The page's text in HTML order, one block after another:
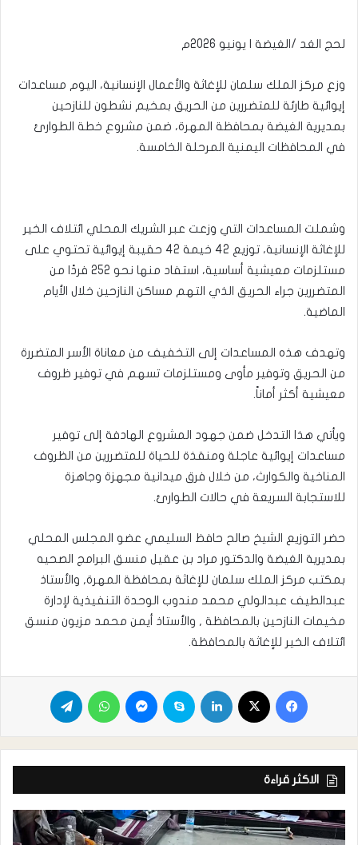
لحج الغد /الغيضة | يونيو 2026م
وزع مركز الملك سلمان للإغاثة والأعمال الإنسانية، اليوم مساعدات
إيوائية طارئة للمتضررين من الحريق بمخيم نشطون للنازحين
بمديرية الغيضة بمحافظة المهرة، ضمن مشروع خطة الطوارئ
في المحافظات اليمنية المرحلة الخامسة.
وشملت المساعدات التي وزعت عبر الشريك المحلي ائتلاف الخير
للإغاثة الإنسانية، توزيع 42 خيمة 42 حقيبة إيوائية تحتوي على
مستلزمات معيشية أساسية، استفاد منها نحو 252 فردًا من
المتضررين جراء الحريق الذي التهم مساكن النازحين خلال الأيام
الماضية.
وتهدف هذه المساعدات إلى التخفيف من معاناة الأسر المتضررة
من الحريق وتوفير مأوى ومستلزمات تسهم في توفير ظروف
معيشية أكثر أماناً.
ويأتي هذا التدخل ضمن جهود المشروع الهادفة إلى توفير
مساعدات إيوائية عاجلة ومنقذة للحياة للمتضررين من الظروف
المناخية والكوارث، من خلال فرق ميدانية مجهزة وجاهزة
للاستجابة السريعة في حالات الطوارئ.
حضر التوزيع الشيخ صالح حافظ السليمي عضو المجلس المحلي
بمديرية الغيضة والدكتور مراد بن عقيل منسق البرامج الصحيه
بمكتب مركز الملك سلمان للإغاثة بمحافظة المهرة, والأستاذ
عبدالطيف عبدالولي محمد مندوب الوحدة التنفيذية لإدارة
مخيمات النازحين بالمحافظة , والأستاذ أيمن محمد مزيون منسق
ائتلاف الخير للإغاثة بالمحافظة.
الاكثر قراءة